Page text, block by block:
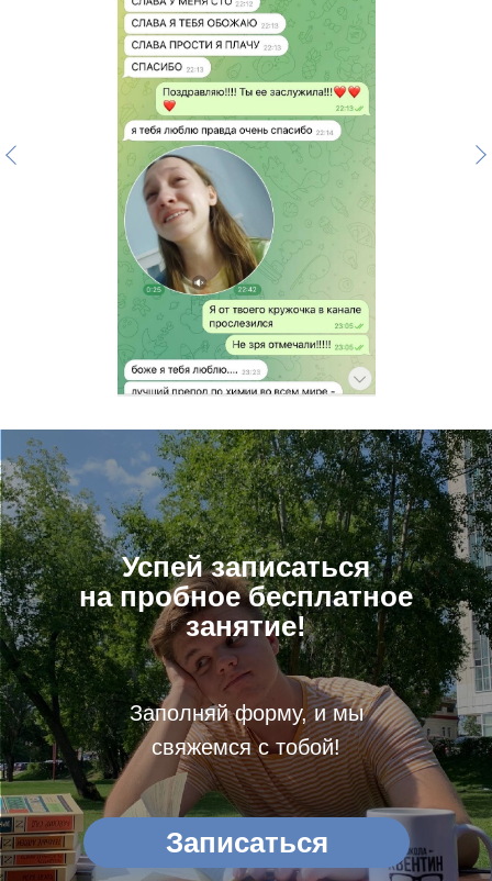
Успей записаться
на пробное бесплатное
занятие!
Заполняй форму, и мы
свяжемся с тобой!
Записаться